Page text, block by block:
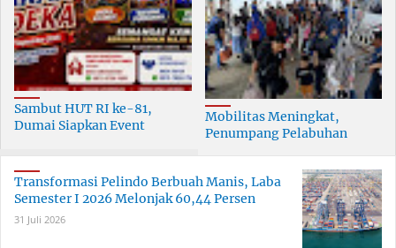
Sambut HUT RI ke-81,
Dumai Siapkan Event
Mobilitas Meningkat,
Penumpang Pelabuhan
Transformasi Pelindo Berbuah Manis, Laba
Semester I 2026 Melonjak 60,44 Persen
31 Juli 2026